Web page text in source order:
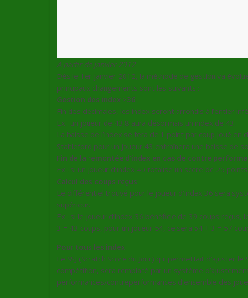
A partir de janvier 2012
Dès le 1er janvier 2012, la méthode de gestion va
principaux changements sont les suivants :
Gestion des index >36
Fin des décimales, les index seront arrondis à l’entier
Ex : un joueur de 43,8 aura désormais un index de 43.
La baisse de l’index se fera de 1 point par coup joué
Stableford pour un joueur 43 entraînera une baisse de
Fin de la remontée d’index en cas de contre
Ex : si un joueur d’index 40 totalise un score de 25
Calcul des coups reçus
Le différentiel trouvé pour le joueur d’index 36 sera
supérieur.
Ex : si le joueur d’index 36 bénéficie de 39 coups
3 = 43 coups, pour un joueur 54, ce sera 54 + 3 = 57
Pour tous les index
Le SSJ (Scratch Score du Jour) qui permettait d’ajuster
compétition, sera remplacé par un système
performances/contreperformances d’ensemble des